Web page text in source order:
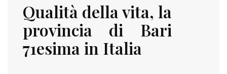
Qualità della vita, la
provincia di Bari
71esima in Italia